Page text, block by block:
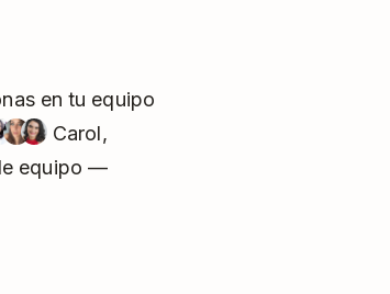
en tu equipo
Carol,
equipo —